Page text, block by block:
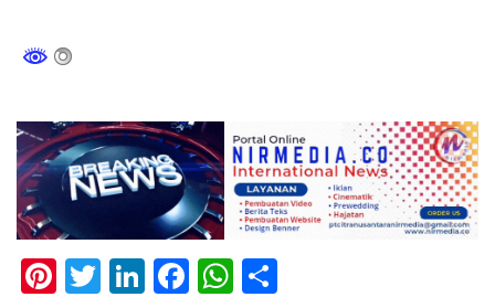
Pi T Li F W